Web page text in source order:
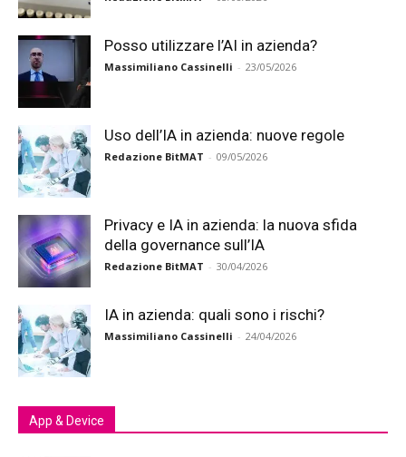
Posso utilizzare l’AI in azienda?
Massimiliano Cassinelli - 23/05/2026
Uso dell’IA in azienda: nuove regole
Redazione BitMAT - 09/05/2026
Privacy e IA in azienda: la nuova sfida
della governance sull’IA
Redazione BitMAT - 30/04/2026
IA in azienda: quali sono i rischi?
Massimiliano Cassinelli - 24/04/2026
App & Device